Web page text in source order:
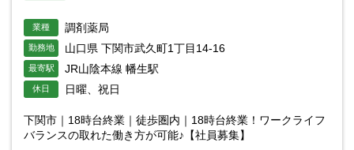
業種 調剤薬局
勤務地 山口県 下関市武久町1丁目14-16
最寄駅 JR山陰本線 幡生駅
休日 日曜、祝日
下関市｜18時台終業｜徒歩圏内｜18時台終業！ワークライフ
バランスの取れた働き方が可能♪【社員募集】